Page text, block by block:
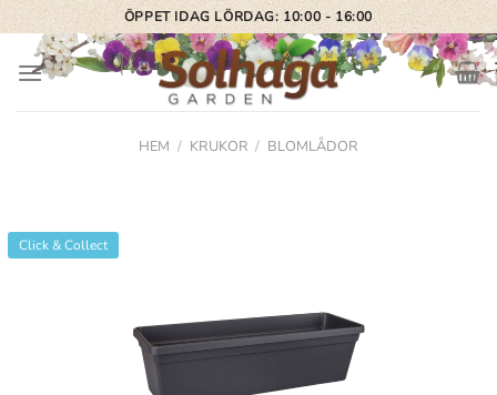
Skip
to
content
ÖPPET IDAG LÖRDAG: 10:00 - 16:00
HEM / KRUKOR / BLOMLÅDOR
Click & Collect